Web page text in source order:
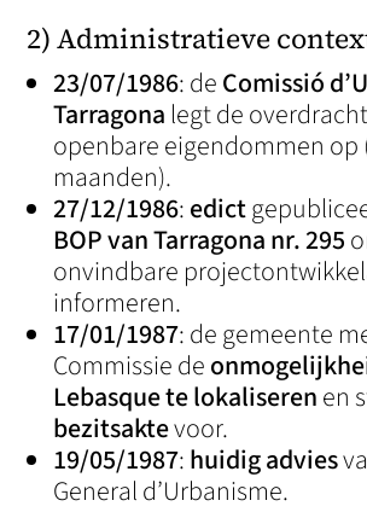
2) Administratieve
23/07/1986: deComissió
Tarragona legt de
openbare eigendommen op
maanden).
27/12/1986:edict
BOP van Tarragona nr. 295
onvindbare
informeren.
17/01/1987: de gemeente
Commissie de
Lebasque te lokaliserenen
bezitsaktevoor.
19/05/1987:huidig advies
General d’Urbanisme.